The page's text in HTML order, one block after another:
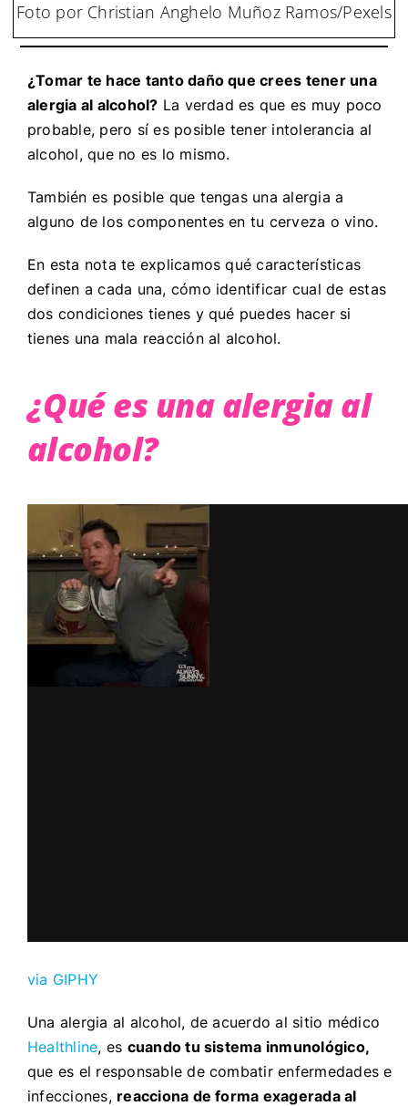
Foto por Christian Anghelo Muñoz Ramos/Pexels
¿Tomar te hace tanto daño que crees tener una
alergia al alcohol? La verdad es que es muy poco
probable, pero sí es posible tener intolerancia al
alcohol, que no es lo mismo.
También es posible que tengas una alergia a
alguno de los componentes en tu cerveza o vino.
En esta nota te explicamos qué características
definen a cada una, cómo identificar cual de estas
dos condiciones tienes y qué puedes hacer si
tienes una mala reacción al alcohol.
¿Qué es una alergia al
alcohol?
via GIPHY
Una alergia al alcohol, de acuerdo al sitio médico
Healthline, es cuando tu sistema inmunológico,
que es el responsable de combatir enfermedades e
infecciones, reacciona de forma exagerada al